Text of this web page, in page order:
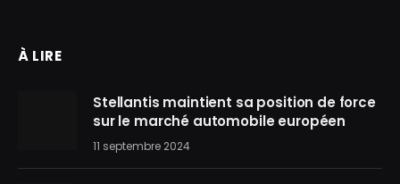
À LIRE
Stellantis maintient sa position de force
sur le marché automobile européen
11 septembre 2024